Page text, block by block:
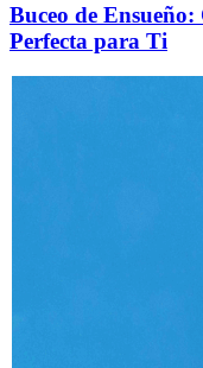
Buceo de
Perfecta para Ti